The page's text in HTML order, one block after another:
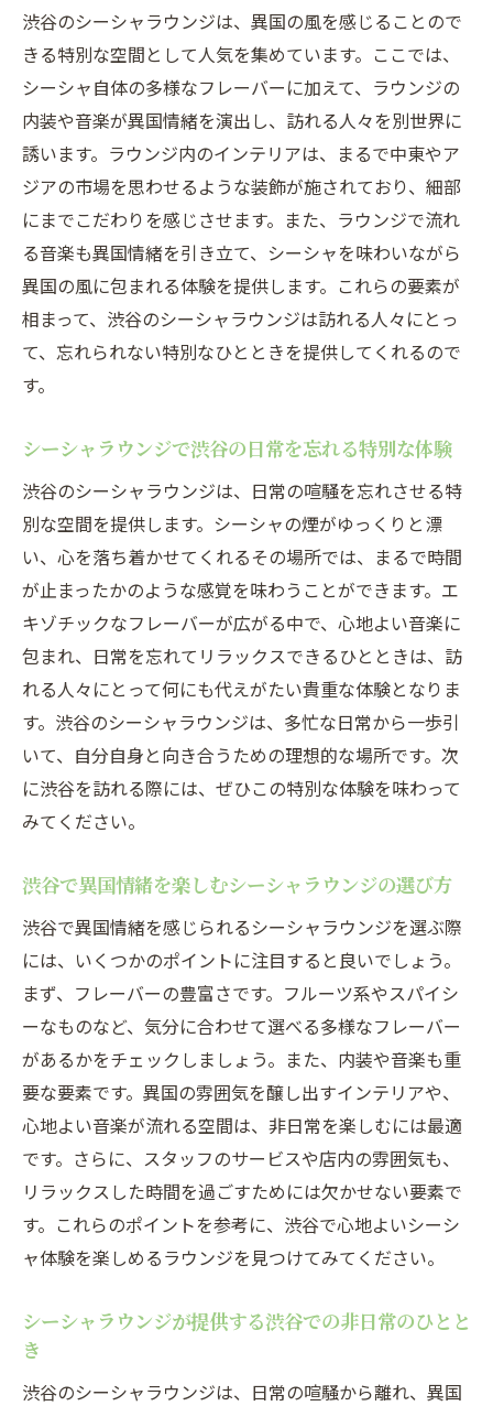
渋谷のシーシャラウンジは、異国の風を感じることので
きる特別な空間として人気を集めています。ここでは、
シーシャ自体の多様なフレーバーに加えて、ラウンジの
内装や音楽が異国情緒を演出し、訪れる人々を別世界に
誘います。ラウンジ内のインテリアは、まるで中東やア
ジアの市場を思わせるような装飾が施されており、細部
にまでこだわりを感じさせます。また、ラウンジで流れ
る音楽も異国情緒を引き立て、シーシャを味わいながら
異国の風に包まれる体験を提供します。これらの要素が
相まって、渋谷のシーシャラウンジは訪れる人々にとっ
て、忘れられない特別なひとときを提供してくれるので
す。
シーシャラウンジで渋谷の日常を忘れる特別な体験
渋谷のシーシャラウンジは、日常の喧騒を忘れさせる特
別な空間を提供します。シーシャの煙がゆっくりと漂
い、心を落ち着かせてくれるその場所では、まるで時間
が止まったかのような感覚を味わうことができます。エ
キゾチックなフレーバーが広がる中で、心地よい音楽に
包まれ、日常を忘れてリラックスできるひとときは、訪
れる人々にとって何にも代えがたい貴重な体験となりま
す。渋谷のシーシャラウンジは、多忙な日常から一歩引
いて、自分自身と向き合うための理想的な場所です。次
に渋谷を訪れる際には、ぜひこの特別な体験を味わって
みてください。
渋谷で異国情緒を楽しむシーシャラウンジの選び方
渋谷で異国情緒を感じられるシーシャラウンジを選ぶ際
には、いくつかのポイントに注目すると良いでしょう。
まず、フレーバーの豊富さです。フルーツ系やスパイシ
ーなものなど、気分に合わせて選べる多様なフレーバー
があるかをチェックしましょう。また、内装や音楽も重
要な要素です。異国の雰囲気を醸し出すインテリアや、
心地よい音楽が流れる空間は、非日常を楽しむには最適
です。さらに、スタッフのサービスや店内の雰囲気も、
リラックスした時間を過ごすためには欠かせない要素で
す。これらのポイントを参考に、渋谷で心地よいシーシ
ャ体験を楽しめるラウンジを見つけてみてください。
シーシャラウンジが提供する渋谷での非日常のひとと
き
渋谷のシーシャラウンジは、日常の喧騒から離れ、異国